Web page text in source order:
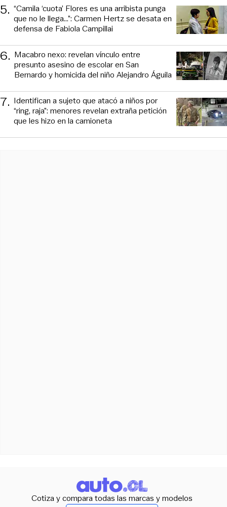
5. “Camila ‘cuota’ Flores es una arribista punga
que no le llega...”: Carmen Hertz se desata en
defensa de Fabiola Campillai
6. Macabro nexo: revelan vínculo entre
presunto asesino de escolar en San
Bernardo y homicida del niño Alejandro Águila
7. Identifican a sujeto que atacó a niños por
“ring, raja”: menores revelan extraña petición
que les hizo en la camioneta
Cotiza y compara todas las marcas y modelos